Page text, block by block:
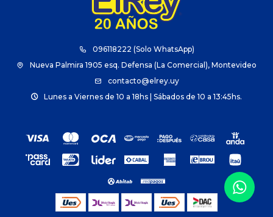
096118222 (Solo WhatsApp)
Nueva Palmira 1905 esq. Defensa (La Comercial), Montevideo
contacto@elrey.uy
Lunes a Viernes de 10 a 18hs | Sábados de 10 a 13:45hs.